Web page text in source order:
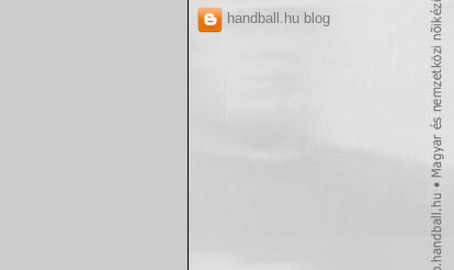
handball.hu blog